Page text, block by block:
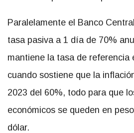
Paralelamente el Banco
tasa pasiva a 1 día de 70%
mantiene la tasa de referencia
cuando sostiene que la
2023 del 60%, todo para que
económicos se queden en
dólar.